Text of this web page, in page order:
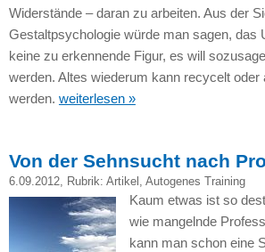
Widerstände – daran zu arbeiten. Aus der
Gestaltpsychologie würde man sagen, das
keine zu erkennende Figur, es will
werden. Altes wiederum kann recycelt oder
werden. weiterlesen »
Von der Sehnsucht nach
6.09.2012, Rubrik: Artikel , Autogenes Training
Kaum etwas ist so
wie mangelnde
kann man schon eine